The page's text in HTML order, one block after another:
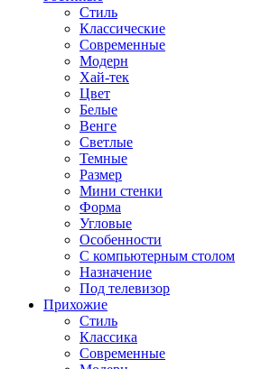
Стиль
Классические
Современные
Модерн
Хай-тек
Цвет
Белые
Венге
Светлые
Темные
Размер
Мини стенки
Форма
Угловые
Особенности
С компьютерным столом
Назначение
Под телевизор
Прихожие
Стиль
Классика
Современные